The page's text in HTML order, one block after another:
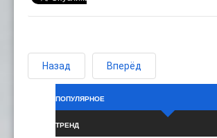
Назад Вперёд
ПОПУЛЯРНОЕ
ТРЕНД